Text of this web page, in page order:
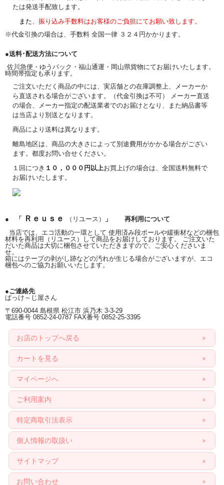
たは発送手配致します。
また 、振り込み手数料はお客様のご負担にてお願い致します。
※代金引換の場合は、手数料 全国一律 ３２４円かかります。
●送料･配送方法について
佐川急便・ゆうパック・福山通運・岡山県貨物にてお届けいたします。
時間帯指定も承ります。
ご注文いただく商品の中には、実店舗との在庫調整上、メーカーか
ら直送される場合がございます。（代金引換は不可） メーカー直送
の場合、メーカー指定の配送業者でのお届けとなり、また納品書等
は当店より別送となります。
商品により送料は異なります。
離島地区は、商品の大きさによって別途費用がかかる場合がござい
ます。都度お問い合せください。
１回につき １０，０００円以上お買上げの場合は、全国送料無料で
お届けいたします。
● 「 Ｒｅｕｓｅ （リユース）
」 再利用について
当店では、エコ活動の一環として 使用済み段ボールや緩衝材などの梱包
材料を再利用（リユース）して商品をお届けしております。 ご注文いた
だいた商品は大切に梱包させていただきますので、ご安心くださいま
せ。
箱にはテープの剥がし跡などの汚れが生じる場合がございますが、エコ
梱包へのご協力お願いいたします。
●ご連絡先
ぱっけ～じ屋さん
〒690-0044 島根県 松江市 浜乃木 3-3-29
電話番号 0852-24-0787 FAX番号 0852-25-3395
お店のトップへ戻る
カートを見る
マイページへ
ご利用案内
特定商取引法表示
個人情報の取扱い
サイトマップ
お問い合わせ